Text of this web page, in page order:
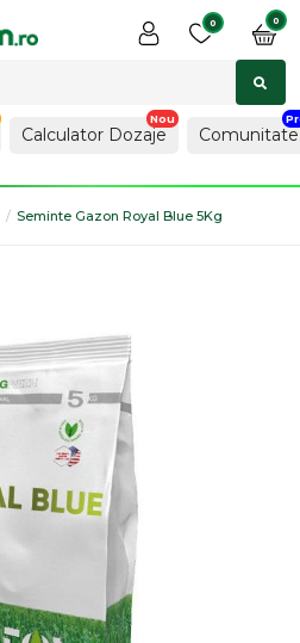
0 0
Calculator Dozaje Comunitate
Seminte Gazon Royal Blue 5Kg